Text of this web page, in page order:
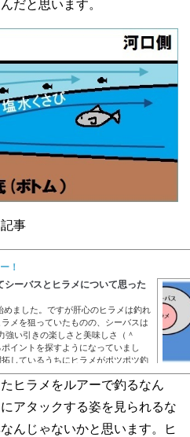
だと思います。
事
！
ーバスとヒラメについて思った
ました。ですが肝心のヒラメは釣れ
メを狙っていたものの、シーバスは
い引きの楽しさと美味しさ（＾
イントを探すようになっていまし
しているうちにヒラメがポツポツ釣
した。シーバスがよく釣れるところ
逆に言うと、ヒラメが釣れるのにシ
ヒラメをルアーで釣るなん
アタックする姿を見られるな
んじゃないかと思います。ヒ